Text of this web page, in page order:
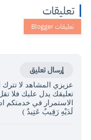
تعليقات
إرسال تعليق
عزيزي المشاهد لا
تعليقك يدل عليك فلا
الاستمرار في خدمتكم
لَدَيْهِ رَقِيبٌ عَتِيدٌ )